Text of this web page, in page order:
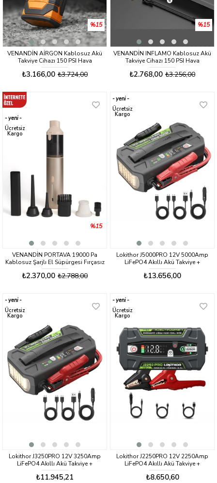
VENANDİN AİRGON Kablosuz Akü
Takviye Cihazı 150 PSI Hava
Kompresörlü Powerbank
₺3.166,00 ₺3.724,00
%15
VENANDİN INFLAMO Kablosuz Akü
Takviye Cihazı 150 PSI Hava
Kompresörü Powerbank
₺2.768,00 ₺3.256,00
%15
VENANDİN PORTAVA 19000 Pa
Kablosuz Şarjlı El Süpürgesi Fırçasız
Motorlu Mini Vakum
₺2.370,00 ₺2.788,00
%15
yeni
ürün
Ücretsiz
Kargo
Lokithor J5000PRO 12V 5000Amp
LiFePO4 Akıllı Akü Takviye +
Powerbank + Led Lamba
₺13.656,00
yeni
ürün
Ücretsiz
Kargo
Lokithor J3250PRO 12V 3250Amp
LiFePO4 Akıllı Akü Takviye +
Powerbank + Led Lamba
₺11.945,21
yeni
ürün
Ücretsiz
Kargo
Lokithor J2250PRO 12V 2250Amp
LiFePO4 Akıllı Akü Takviye +
Powerbank + Led Lamba
₺8.650,60
yeni
ürün
Ücretsiz
Kargo